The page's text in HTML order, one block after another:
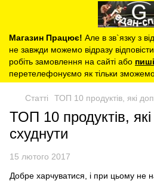
Магазин Працює! Але в зв`язку з
не завжди можемо відразу
робіть замовлення на сайті або
перетелефонуємо як тільки
Статті ТОП 10 продуктів, які
ТОП 10 продуктів,
схуднути
15 лютого 2017
Добре харчуватися, і при цьому не